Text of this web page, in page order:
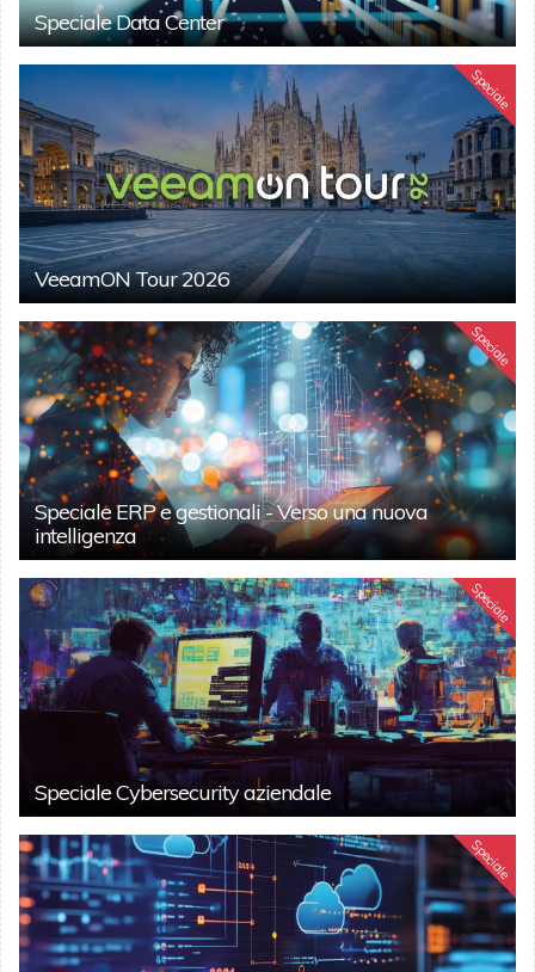
Speciale Data Center
Speciale
VeeamON Tour 2026
Speciale
Speciale ERP e gestionali - Verso una nuova
intelligenza
Speciale
Speciale Cybersecurity aziendale
Speciale